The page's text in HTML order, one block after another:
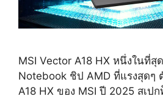
MSI Vector A18 HX หนึ่งในที่สุ
Notebook ชิป AMD ที่แรงสุดๆ
A18 HX ของ MSI ปี 2025 สเป